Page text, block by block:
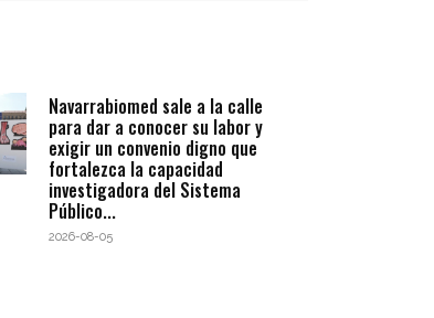
Navarrabiomed sale a la calle
para dar a conocer su labor y
exigir un convenio digno que
fortalezca la capacidad
investigadora del Sistema
Público...
2026-08-05